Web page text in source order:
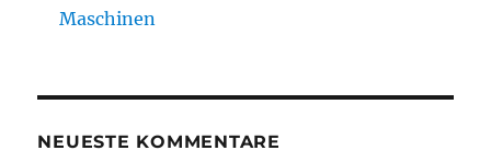
Maschinen
NEUESTE KOMMENTARE